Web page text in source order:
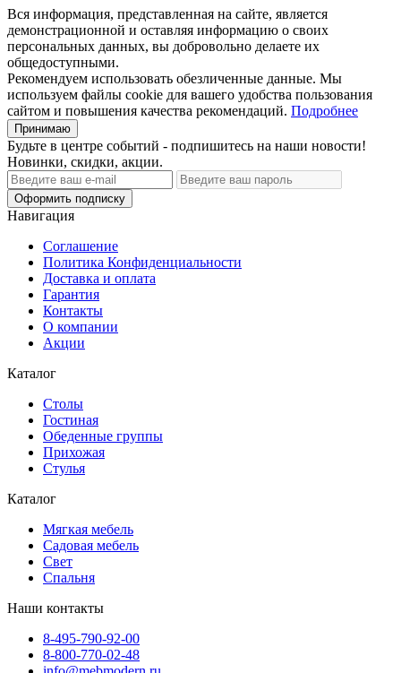
Вся информация, представленная на сайте, является
демонстрационной и оставляя информацию о своих
персональных данных, вы добровольно делаете их
общедоступными.
Рекомендуем использовать обезличенные данные. Мы
используем файлы cookie для вашего удобства пользования
сайтом и повышения качества рекомендаций. Подробнее
Принимаю
Будьте в центре событий - подпишитесь на наши новости!
Новинки, скидки, акции.
Оформить подписку
Навигация
Соглашение
Политика Конфиденциальности
Доставка и оплата
Гарантия
Контакты
О компании
Акции
Каталог
Cтолы
Гостиная
Обеденные группы
Прихожая
Стулья
Каталог
Мягкая мебель
Садовая мебель
Свет
Спальня
Наши контакты
8-495-790-92-00
8-800-770-02-48